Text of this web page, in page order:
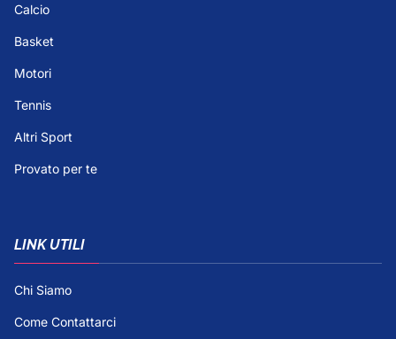
Calcio
Basket
Motori
Tennis
Altri Sport
Provato per te
LINK UTILI
Chi Siamo
Come Contattarci